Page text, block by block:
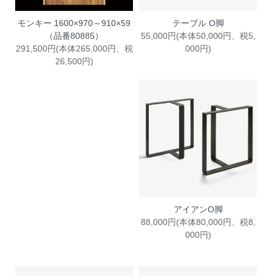
モンキー 1600×970～910×59
（品番80885）
291,500円(本体265,000円、税
26,500円)
テーブル O脚
55,000円(本体50,000円、税5,
000円)
アイアンO脚
88,000円(本体80,000円、税8,
000円)